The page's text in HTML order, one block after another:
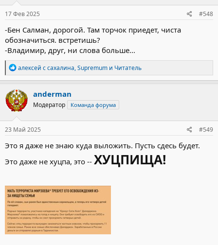
:
17 Фев 2025
#548
-Бен Салман, дорогой. Там торчок приедет, чиста
обозначиться. встретишь?
-Владимир, друг, ни слова больше...
Р
е
а
к
ц
и
и
:
алексей с сахалина,Supremum и Читатель
anderman
Модератор Команда форума
23 Май 2025 #549
Это я даже не знаю куда выложить. Пусть сдесь будет.
Это даже не хуцпа, это -- ХУЦПИЩА!